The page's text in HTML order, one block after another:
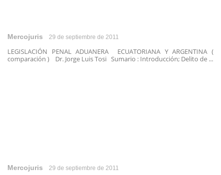
Mercojuris 29 de septiembre de 2011
LEGISLACIÓN PENAL ADUANERA ECUATORIANA Y ARGENTINA (
comparación ) Dr. Jorge Luis Tosi Sumario : Introducción; Delito de ...
Mercojuris 29 de septiembre de 2011